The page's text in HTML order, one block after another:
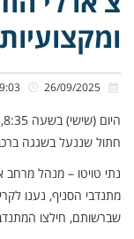
חתול שננעל בשגגה ברכב
נתי טויטו – מנהל מרחב
מתנדבי הסניף, נענו
שברשותם, חילצו